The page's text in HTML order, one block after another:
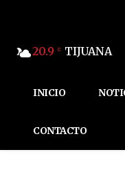
20.9 C TIJUANA
INICIO
CONTACTO